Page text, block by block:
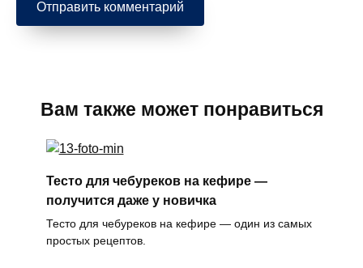
Вам также может понравиться
Тесто для чебуреков на кефире —
получится даже у новичка
Тесто для чебуреков на кефире — один из самых
простых рецептов.